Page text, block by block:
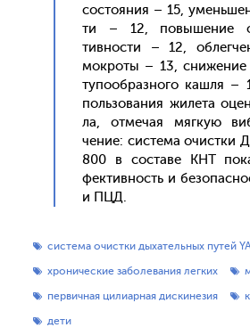
сос­то­яния – 15,
ти – 12, по­выше­ние
тивнос­ти – 12,
мок­ро­ты – 13,
ту­по­об­разно­го каш­ля
поль­зо­вания жи­лета
ла, от­ме­чая мяг­кую
чение: сис­те­ма очис­тки
800 в сос­та­ве КНТ
фектив­ность и
и ПЦД.
система очистки дыхательных путей
хронические заболевания легких
первичная цилиарная дискинезия
дети